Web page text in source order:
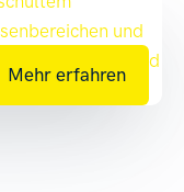
Mehr erfahren